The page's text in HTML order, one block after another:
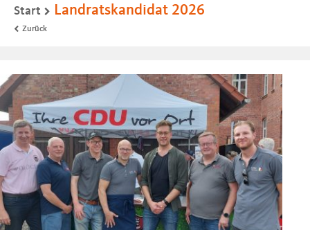
Zurück
Start Landratskandidat 2026